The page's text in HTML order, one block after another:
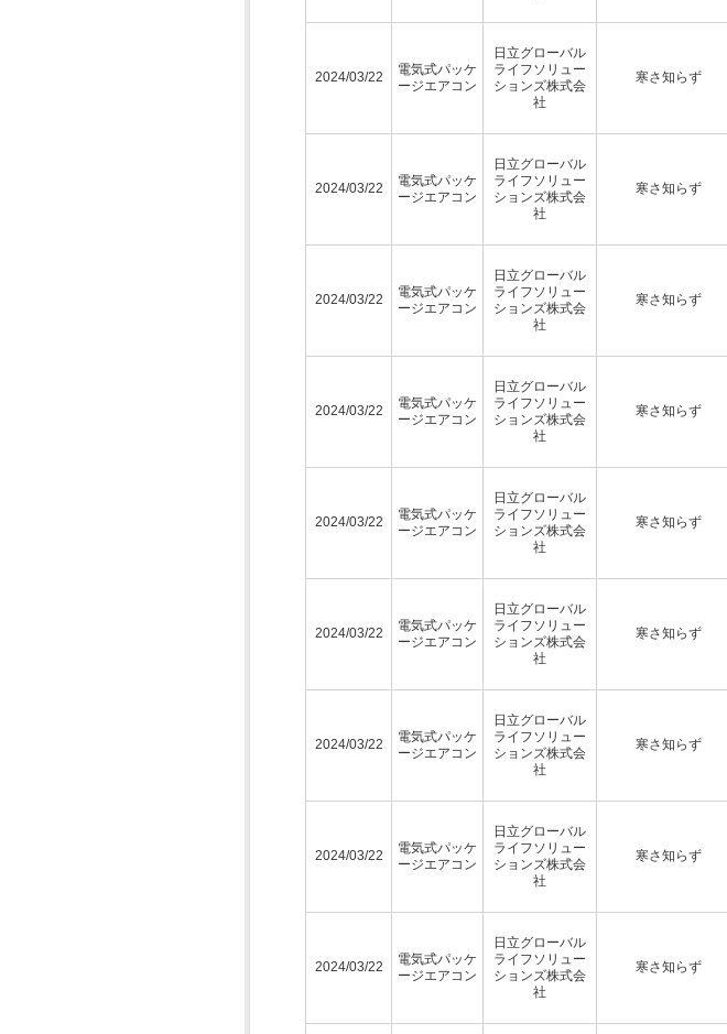
2024/03/22
電気式パッケ
ージエアコン
日立グローバル
ライフソリュー
ションズ株式会
社
寒さ知らず
2024/03/22
電気式パッケ
ージエアコン
日立グローバル
ライフソリュー
ションズ株式会
社
寒さ知らず
2024/03/22
電気式パッケ
ージエアコン
日立グローバル
ライフソリュー
ションズ株式会
社
寒さ知らず
2024/03/22
電気式パッケ
ージエアコン
日立グローバル
ライフソリュー
ションズ株式会
社
寒さ知らず
2024/03/22
電気式パッケ
ージエアコン
日立グローバル
ライフソリュー
ションズ株式会
社
寒さ知らず
2024/03/22
電気式パッケ
ージエアコン
日立グローバル
ライフソリュー
ションズ株式会
社
寒さ知らず
2024/03/22
電気式パッケ
ージエアコン
日立グローバル
ライフソリュー
ションズ株式会
社
寒さ知らず
2024/03/22
電気式パッケ
ージエアコン
日立グローバル
ライフソリュー
ションズ株式会
社
寒さ知らず
2024/03/22
電気式パッケ
ージエアコン
日立グローバル
ライフソリュー
ションズ株式会
社
寒さ知らず